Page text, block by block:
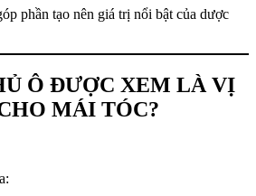
phần tạo nên giá trị nổi bật của dược
Ô ĐƯỢC XEM LÀ VỊ
MÁI TÓC?